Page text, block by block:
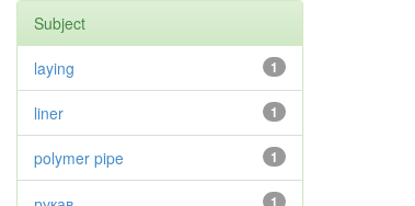
Subject
1
laying
1
liner
1
polymer pipe
1